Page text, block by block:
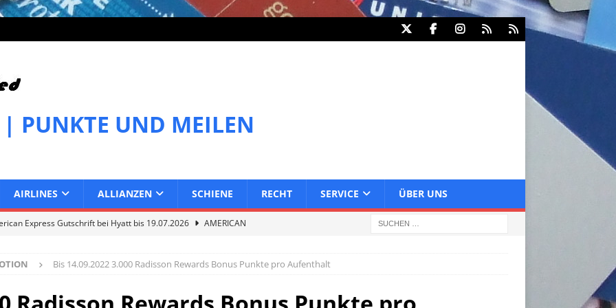
PUNKTE UND MEILEN
AIRLINES ALLIANZEN SCHIENE RECHT SERVICE ÜBER UNS
Express Gutschrift bei Hyatt bis 19.07.2026
AMERICAN
Express Gutschrift bei Melia bis 31.07.2026
AMERICAN
Bis 14.09.2022 3.000 Radisson Rewards Bonus Punkte pro Aufenthalt